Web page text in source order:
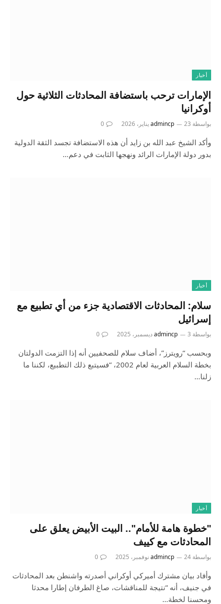
أخبار
الإمارات ترحب باستضافة المحادثات الثلاثية حول
أوكرانيا
بواسطة admincp 23 يناير، 2026 0
وأكد الشيخ عبد الله بن زايد أن هذه الاستضافة تجسد الثقة الدولية
بدور دولة الإمارات الرائد ونهجها الثابت في دعم…
أخبار
سلام: المحادثات الاقتصادية جزء من أي تطبيع مع
إسرائيل
بواسطة admincp 3 ديسمبر، 2025 0
وبحسب “رويترز”، أضاف سلام للصحفيين أنه إذا التزمت الدولتان
بخطة السلام العربية لعام 2002، “فسيتبع ذلك التطبيع، لكننا ما
زلنا…
أخبار
"خطوة هامة للأمام".. البيت الأبيض يعلق على
المحادثات مع كييف
بواسطة admincp 24 نوفمبر، 2025 0
وأفاد بيان مشترك أميركي أوكراني أصدرته واشنطن بعد المحادثات
في جنيف، أنه “نتيجة للمناقشات، صاغ الطرفان إطارا محدثا
ومحسنا لخطة…